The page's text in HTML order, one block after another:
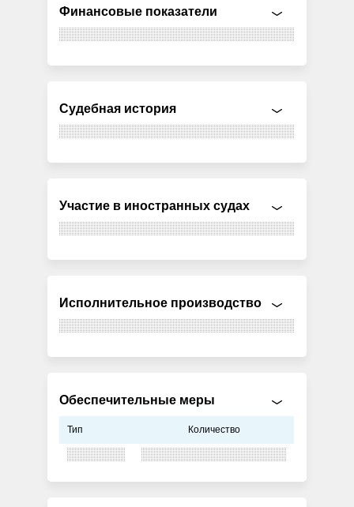
Финансовые показатели
Судебная история
Участие в иностранных судах
Исполнительное производство
Обеспечительные меры
Тип Количество